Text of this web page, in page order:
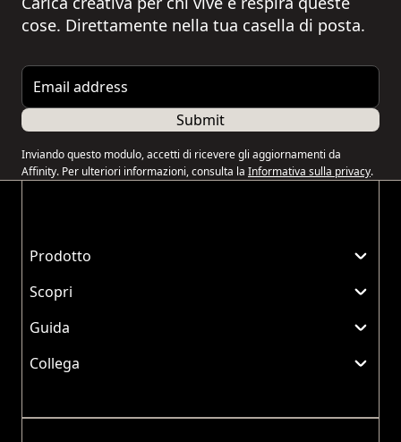
cose. Direttamente nella tua casella di posta.
Email address
Submit
Inviando questo modulo, accetti di ricevere gli aggiornamenti da
Affinity. Per ulteriori informazioni, consulta la Informativa sulla privacy.
Prodotto
Scopri
Guida
Collega